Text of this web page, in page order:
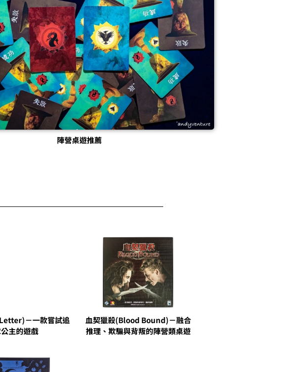
陣營桌遊推薦
－一款嘗試追
主的遊戲
血契獵殺(Blood Bound)－融合
推理、欺騙與背叛的陣營類桌遊